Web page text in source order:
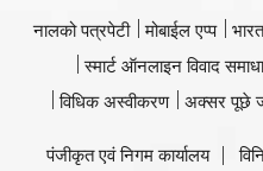
नालको पत्रपेटी मोबाईल एप्प
स्मार्ट ऑनलाइन विवाद
विधिक अस्वीकरण
अक्सर पूछे
पंजीकृत एवं निगम कार्यालय